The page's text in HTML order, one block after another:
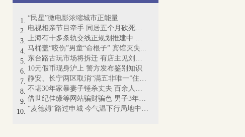
“民星”微电影浓缩城市正能量
电视相亲节目牵手 同居五个月砍死女友
上海有十多条轨交线正规划推建中 最新进...
马桶盖“咬伤”男童“命根子” 宾馆灭失...
东台路古玩市场将拆迁 有店主见刘德华扫...
10元假币现身沪上 警方发布鉴别知识
静安、长宁两区取消“满五非唯一”住房捆...
不堪30年家暴妻子锤杀丈夫 百余人向法院求情
借世纪佳缘等网站骗财骗色 男子3年骗5女...
“麦德姆”路过申城 今气温下行局地中到大雨